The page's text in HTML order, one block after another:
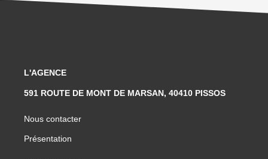
L'AGENCE
591 ROUTE DE MONT DE MARSAN, 40410 PISSOS
Nous contacter
Présentation